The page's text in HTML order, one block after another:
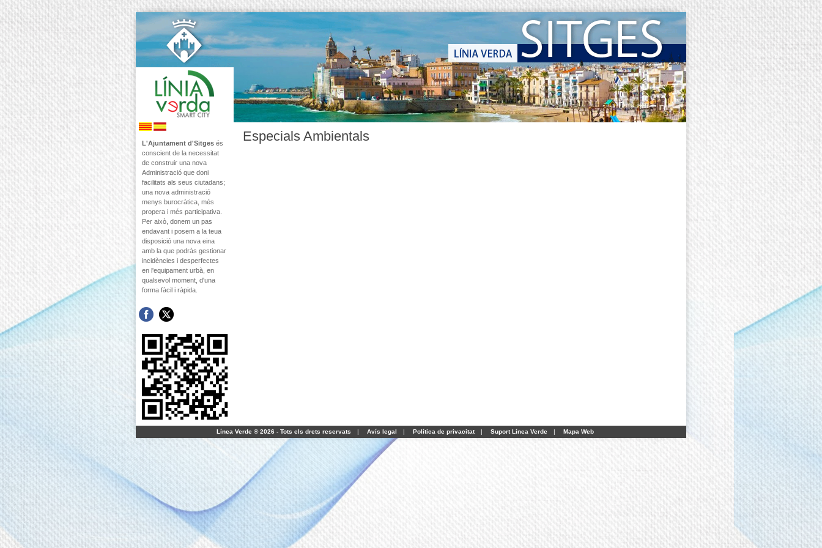
L'Ajuntament d'Sitges és
conscient de la necessitat
de construir una nova
Administració que doni
facilitats als seus ciutadans;
una nova administració
menys burocràtica, més
propera i més participativa.
Per això, donem un pas
endavant i posem a la teua
disposició una nova eina
amb la que podràs gestionar
incidències i desperfectes
en l'equipament urbà, en
qualsevol moment, d'una
forma fàcil i ràpida.
Especials Ambientals
Línea Verde ® 2026 - Tots els drets reservats | Avís legal | Política de privacitat | Suport Línea Verde | Mapa Web